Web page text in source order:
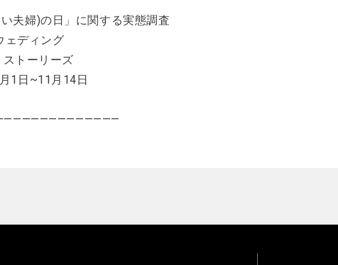
夫婦)の日」に関する実態調査
ェディング
トーリーズ
1日~11月14日